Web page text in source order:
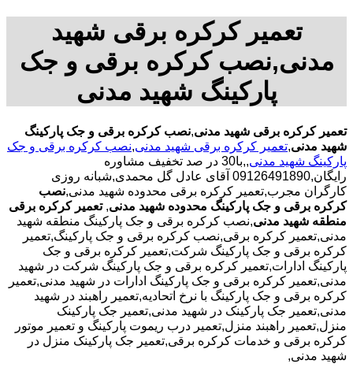
تعمیر کرکره برقی شهید
مدنی,نصب کرکره برقی و جک
پارکینگ شهید مدنی
تعمیر کرکره برقی شهید مدنی,نصب کرکره برقی و جک پارکینگ
شهید مدنی,تعمیر کرکره برقی شهید مدنی,نصب کرکره برقی و جک
پارکینگ شهید مدنی
,,با30 در صد تخفیف مشاوره
رایگان,09126491890 آقای عادل گل محمدی,شبانه روزی
کارگران مجرب,تعمیر کرکره برقی محدوده شهید مدنی,نصب
کرکره برقی و جک پارکینگ محدوده شهید مدنی, تعمیر کرکره برقی
منطقه شهید مدنی,نصب کرکره برقی و جک پارکینگ منطقه شهید
مدنی,تعمیر کرکره برقی,نصب کرکره برقی و جک پارکینگ,تعمیر
کرکره برقی و جک پارکینگ شرکت,تعمیر کرکره برقی و جک
پارکینگ ادارات,تعمیر کرکره برقی و جک پارکینگ شرکت در شهید
مدنی,تعمیر کرکره برقی و جک پارکینگ ادارات در شهید مدنی,تعمیر
کرکره برقی و جک پارکینگ با نرخ اتحادیه,تعمیر راهبند در شهید
مدنی,تعمیر جک پارکینک در شهید مدنی,تعمیر جک پارکینک
منزل,تعمیر راهبند منزل,تعمیر درب ریموت پارکینگ و تعمیر موتور
کرکره برقی و خدمات کرکره برقی,تعمیر جک پارکینک منزل در
شهید مدنی,